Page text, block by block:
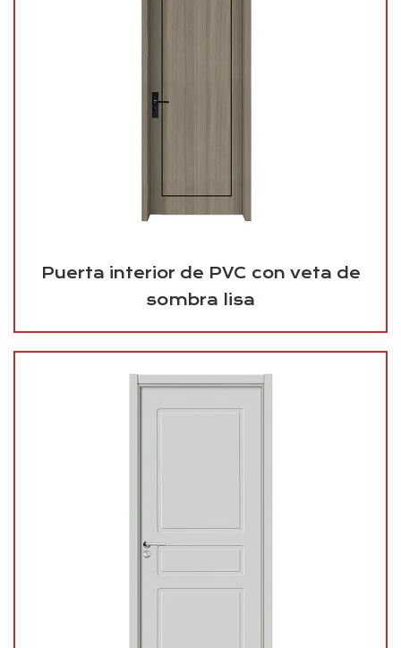
Puerta interior de PVC con veta de
sombra lisa